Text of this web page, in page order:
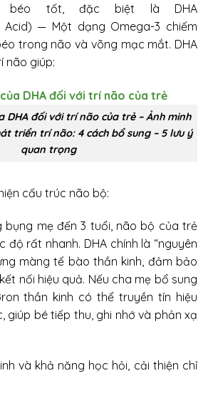
béo tốt, đặc biệt là DHA
Acid) — Một dạng Omega-3 chiếm
trong não và võng mạc mắt. DHA
não giúp:
DHA đối với trí não của trẻ – Ảnh minh
triển trí não: 4 cách bổ sung – 5 lưu ý
quan trọng
cấu trúc não bộ:
bụng mẹ đến 3 tuổi, não bộ của trẻ
độ rất nhanh. DHA chính là “nguyên
màng tế bào thần kinh, đảm bảo
nối hiệu quả. Nếu cha mẹ bổ sung
thần kinh có thể truyền tín hiệu
giúp bé tiếp thu, ghi nhớ và phản xạ
và khả năng học hỏi, cải thiện chỉ